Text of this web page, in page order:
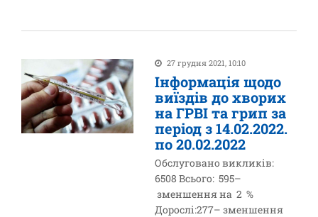
27 грудня 2021, 10:10
Інформація щодо
виїздів до хворих
на ГРВІ та грип за
період з 14.02.2022.
по 20.02.2022
Обслуговано викликів:
6508 Всього: 595–
зменшення на 2 %
Дорослі:277– зменшення